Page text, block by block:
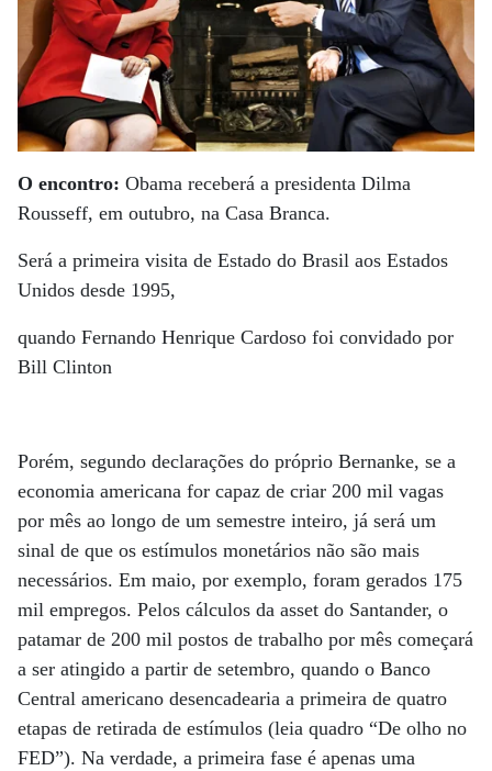
O encontro: Obama receberá a presidenta Dilma
Rousseff, em outubro, na Casa Branca.
Será a primeira visita de Estado do Brasil aos Estados
Unidos desde 1995,
quando Fernando Henrique Cardoso foi convidado por
Bill Clinton
Porém, segundo declarações do próprio Bernanke, se a
economia americana for capaz de criar 200 mil vagas
por mês ao longo de um semestre inteiro, já será um
sinal de que os estímulos monetários não são mais
necessários. Em maio, por exemplo, foram gerados 175
mil empregos. Pelos cálculos da asset do Santander, o
patamar de 200 mil postos de trabalho por mês começará
a ser atingido a partir de setembro, quando o Banco
Central americano desencadearia a primeira de quatro
etapas de retirada de estímulos (leia quadro “De olho no
FED”). Na verdade, a primeira fase é apenas uma